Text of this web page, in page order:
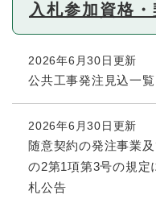
入札参加資格・
2026年6月30日更新
公共工事発注見込一覧
2026年6月30日更新
随意契約の発注事業
の2第1項第3号の規定
札公告